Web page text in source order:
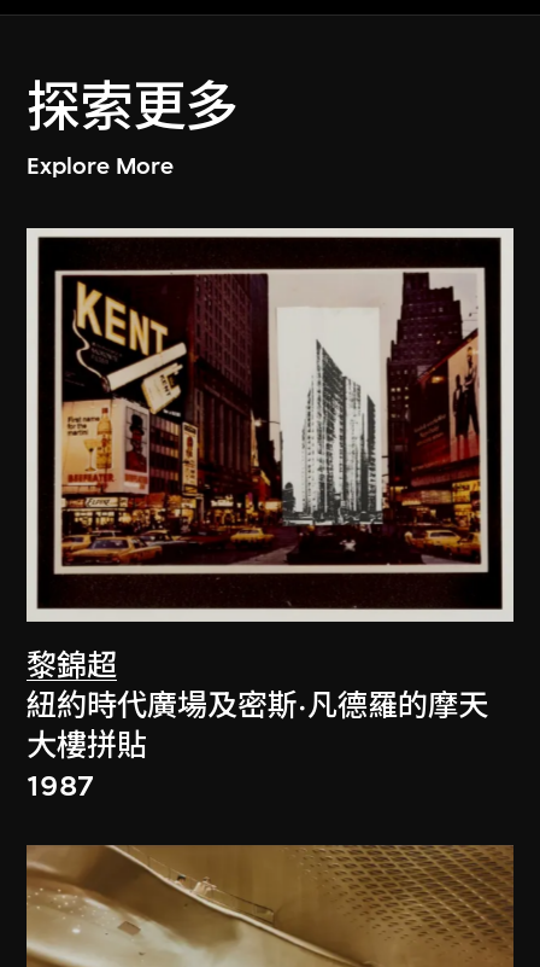
探索更多
Explore More
黎錦超
紐約時代廣場及密斯·凡德羅的摩天
大樓拼貼
1987